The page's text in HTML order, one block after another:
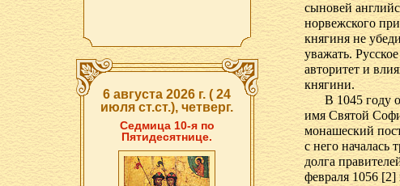
6 августа 2026 г. ( 24
июля ст.ст.), четверг.
Седмица 10-я по
Пятидесятнице.
сыновей
норвежского
княгиня не
уважать.
авторитет и
княгини.
В 1045 году
имя Святой
монашеский
с него началась
долга
февраля 1056 [2]